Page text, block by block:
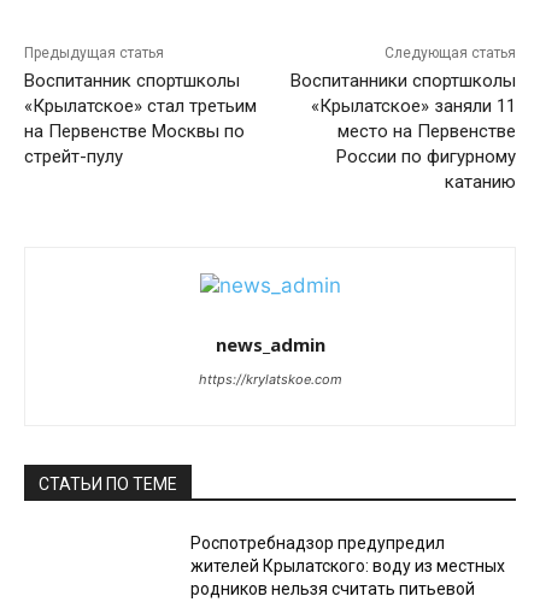
Предыдущая статья
Воспитанник спортшколы
«Крылатское» стал третьим
на Первенстве Москвы по
стрейт-пулу
Следующая статья
Воспитанники спортшколы
«Крылатское» заняли 11
место на Первенстве
России по фигурному
катанию
news_admin
https://krylatskoe.com
СТАТЬИ ПО ТЕМЕ
Роспотребнадзор предупредил
жителей Крылатского: воду из местных
родников нельзя считать питьевой